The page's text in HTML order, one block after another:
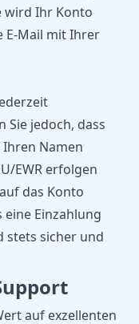
wird Ihr Konto
E-Mail mit Ihrer
Sie jedoch, dass
Namen
EWR erfolgen
das Konto
eine Einzahlung
stets sicher und
auf exzellenten